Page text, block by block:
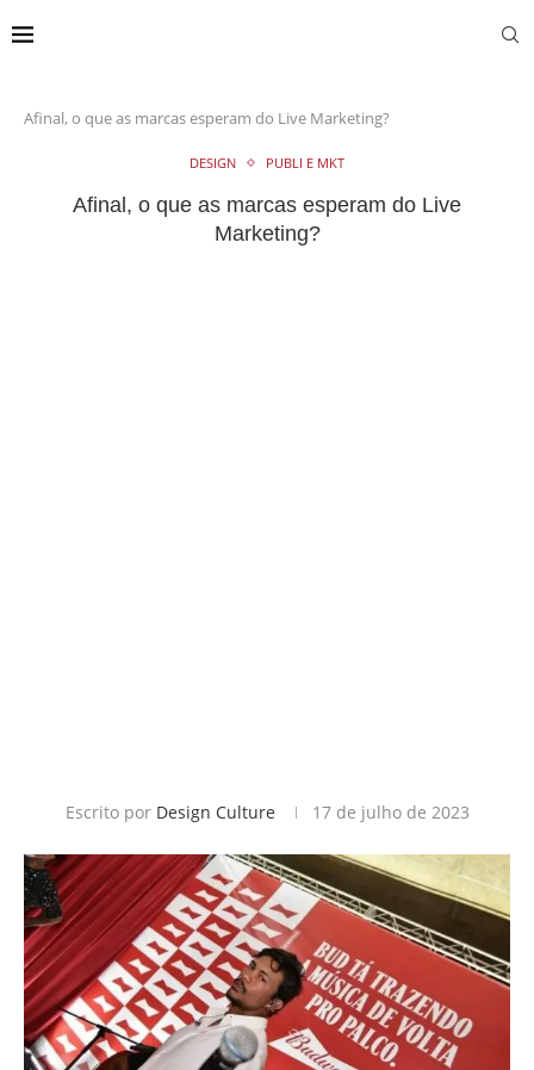
Afinal, o que as marcas esperam do Live Marketing?
DESIGN PUBLI E MKT
Afinal, o que as marcas esperam do Live
Marketing?
Escrito por Design Culture 17 de julho de 2023